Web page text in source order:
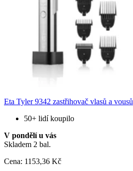
Eta Tyler 9342 zastřihovač vlasů a vousů
50+ lidí koupilo
V pondělí u vás
Skladem 2 bal.
Cena: 1153,36 Kč